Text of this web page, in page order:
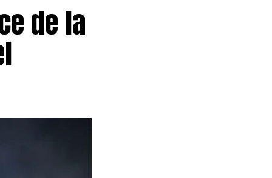
a Juan
a
Gremial.
con
además de
que
e
de la